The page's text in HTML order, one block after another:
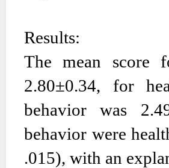
Results:
The mean score
2.80±0.34, for
behavior was
behavior were
.015), with an